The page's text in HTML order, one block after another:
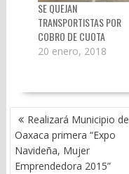
SE QUEJAN
TRANSPORTISTAS POR
COBRO DE CUOTA
20 enero, 2018
NAVEGACIÓN
DE
ENTRADAS
Realizará Municipio de
Oaxaca primera “Expo
Navideña, Mujer
Emprendedora 2015”